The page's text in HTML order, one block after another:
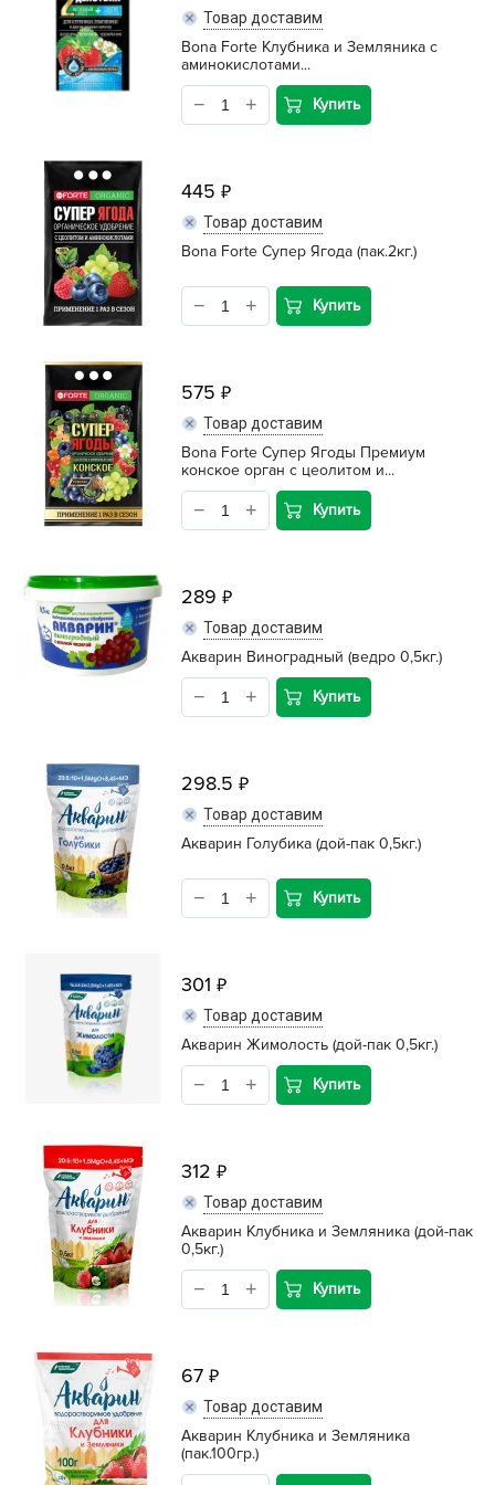
Товар доставим
Bona Forte Клубника и Земляника с
аминокислотами...
Купить
445
Товар доставим
Bona Forte Супер Ягода (пак.2кг.)
Купить
575
Товар доставим
Bona Forte Супер Ягоды Премиум
конское орган с цеолитом и...
Купить
289
Товар доставим
Акварин Виноградный (ведро 0,5кг.)
Купить
298.5
Товар доставим
Акварин Голубика (дой-пак 0,5кг.)
Купить
301
Товар доставим
Акварин Жимолость (дой-пак 0,5кг.)
Купить
312
Товар доставим
Акварин Клубника и Земляника (дой-пак
0,5кг.)
Купить
67
Товар доставим
Акварин Клубника и Земляника
(пак.100гр.)